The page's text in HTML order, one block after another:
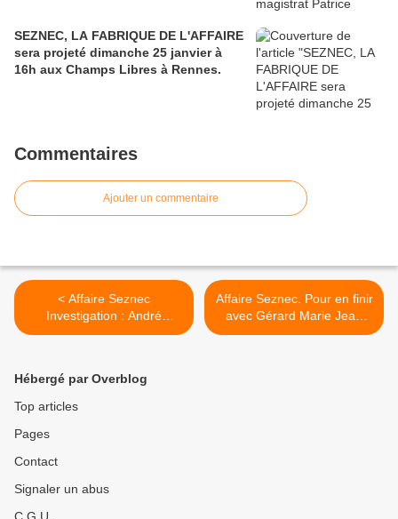
SEZNEC, LA FABRIQUE DE L'AFFAIRE
sera projeté dimanche 25 janvier à
16h aux Champs Libres à Rennes.
Commentaires
Ajouter un commentaire
< Affaire Seznec
Investigation : André
Descimon, le chaînon
Affaire Seznec. Pour en finir
avec Gérard Marie Jean
Besseyre des Horts... >
Hébergé par Overblog
Top articles
Pages
Contact
Signaler un abus